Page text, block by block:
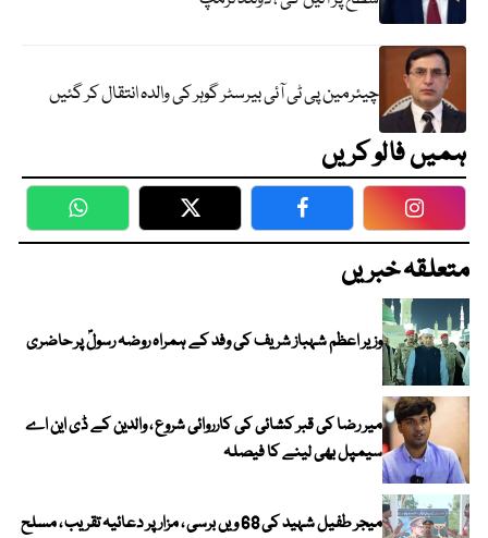
چیئرمین پی ٹی آئی بیرسٹر گوہر کی والدہ انتقال کر گئیں
ہمیں فالو کریں
WhatsApp Twitter Facebook
متعلقہ خبریں
وزیر اعظم شہباز شریف کی وفد کے ہمراہ روضہ رسولؐ پر حاضری
میر رضا کی قبر کشائی کی کارروائی شروع ، والدین کے ڈی این اے
سیمپل بھی لینے کا فیصلہ
میجر طفیل شہید کی 68 ویں برسی ، مزار پر دعائیہ تقریب ، مسلح